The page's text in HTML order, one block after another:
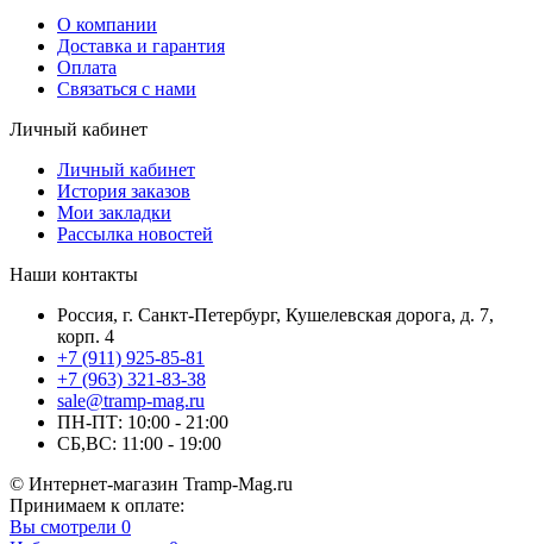
О компании
Доставка и гарантия
Оплата
Связаться с нами
Личный кабинет
Личный кабинет
История заказов
Мои закладки
Рассылка новостей
Наши контакты
Россия, г. Санкт-Петербург, Кушелевская дорога, д. 7,
корп. 4
+7 (911) 925-85-81
+7 (963) 321-83-38
sale@tramp-mag.ru
ПН-ПТ: 10:00 - 21:00
СБ,ВС: 11:00 - 19:00
© Интернет-магазин Tramp-Mag.ru
Принимаем к оплате:
Вы смотрели 0